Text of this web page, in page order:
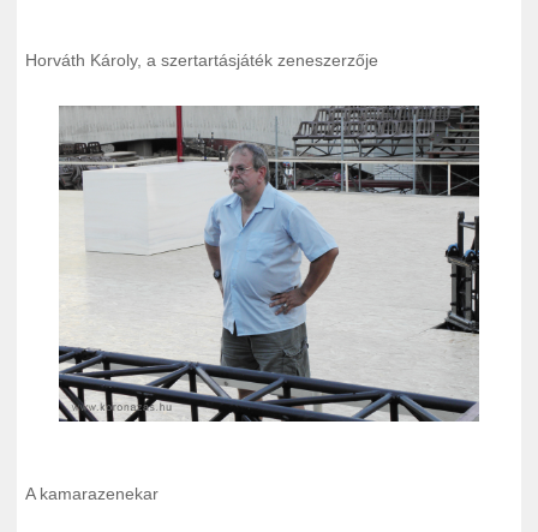
Horváth Károly, a szertartásjáték zeneszerzője
A kamarazenekar